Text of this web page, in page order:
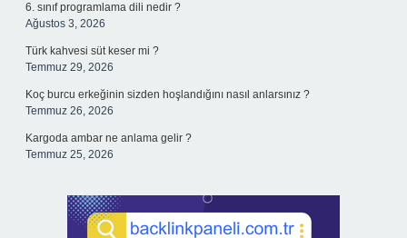
6. sınıf programlama dili nedir ?
Ağustos 3, 2026
Türk kahvesi süt keser mi ?
Temmuz 29, 2026
Koç burcu erkeğinin sizden hoşlandığını nasıl anlarsınız ?
Temmuz 26, 2026
Kargoda ambar ne anlama gelir ?
Temmuz 25, 2026